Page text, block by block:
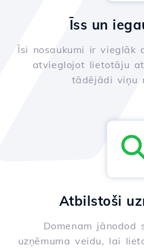
Īss un
Īsi nosaukumi ir vieglāk
atvieglojot lietotāju
tādējādi viņu
Atbilstoši
Domenam
uzņēmuma veidu, lai